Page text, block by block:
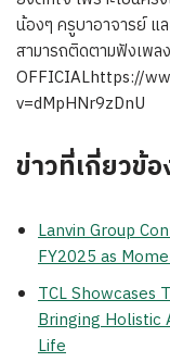
น้องๆ ครูบาอาจารย์ แ
สามารถติดตามฟังเพล
OFFICIALhttps://
v=dMpHNr9zDnU
ข่าวที่เกี่ยวข้อ
Lanvin Group
FY2025 as
TCL Showcases
Bringing Holistic
Life